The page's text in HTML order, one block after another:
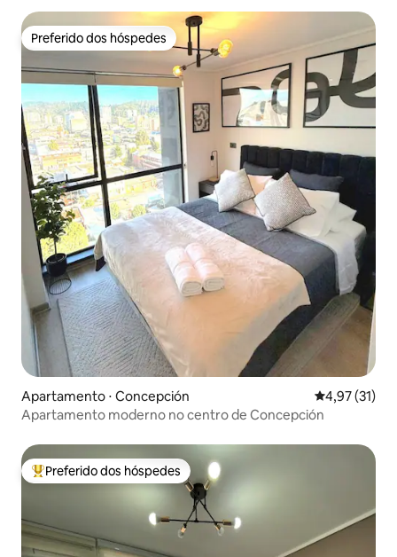
Preferido dos hóspedes
Preferido dos hóspedes
Apartamento ⋅ Concepción 4,97 de uma
4,97 (31)
Apartamento moderno no centro de Concepción
Entre os melhores preferidos dos hóspedes
Preferido dos hóspedes